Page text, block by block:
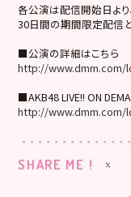
各公演は配信開始日より、
30日間の期間限定配信と
■公演の詳細はこちら
http://www.dmm.com/
■AKB48 LIVE!! ON
http://www.dmm.com/
SHARE ME !